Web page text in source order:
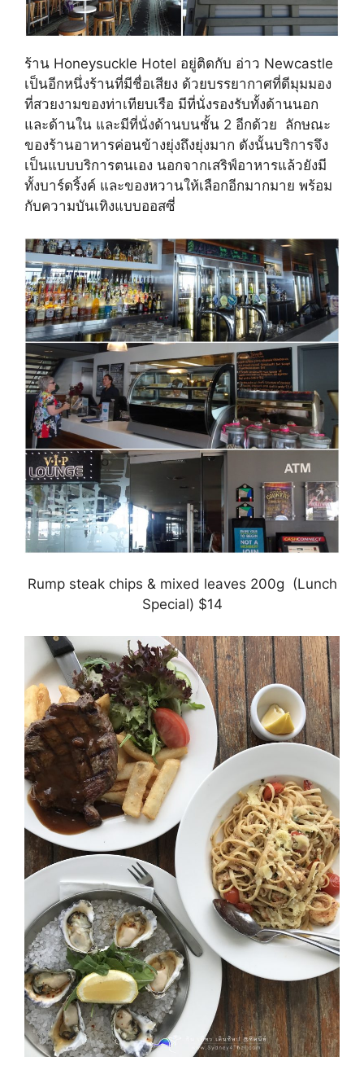
ร้าน Honeysuckle Hotel อยู่ติดกับ อ่าว Newcastle
เป็นอีกหนึ่งร้านที่มีชื่อเสียง ด้วยบรรยากาศที่ดีมุมมอง
ที่สวยงามของท่าเทียบเรือ มีที่นั่งรองรับทั้งด้านนอก
และด้านใน และมีที่นั่งด้านบนชั้น 2 อีกด้วย ลักษณะ
ของร้านอาหารค่อนข้างยุ่งถึงยุ่งมาก ดังนั้นบริการจึง
เป็นแบบบริการตนเอง นอกจากเสริฟ์อาหารแล้วยังมี
ทั้งบาร์ดริ้งค์ และของหวานให้เลือกอีกมากมาย พร้อม
กับความบันเทิงแบบออสซี่
Rump steak chips & mixed leaves 200g (Lunch
Special) $14